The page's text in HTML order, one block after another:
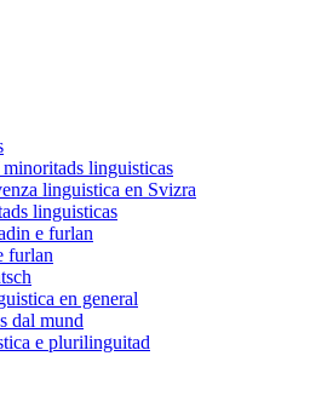
linguisticas
linguistica en Svizra
linguisticas
e furlan
furlan
en general
dal mund
e plurilinguitad